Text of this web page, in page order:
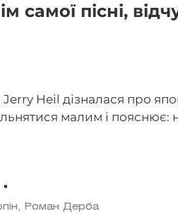
пісні,
Heil дізналася про
малим і пояснює:
Роман Дерба